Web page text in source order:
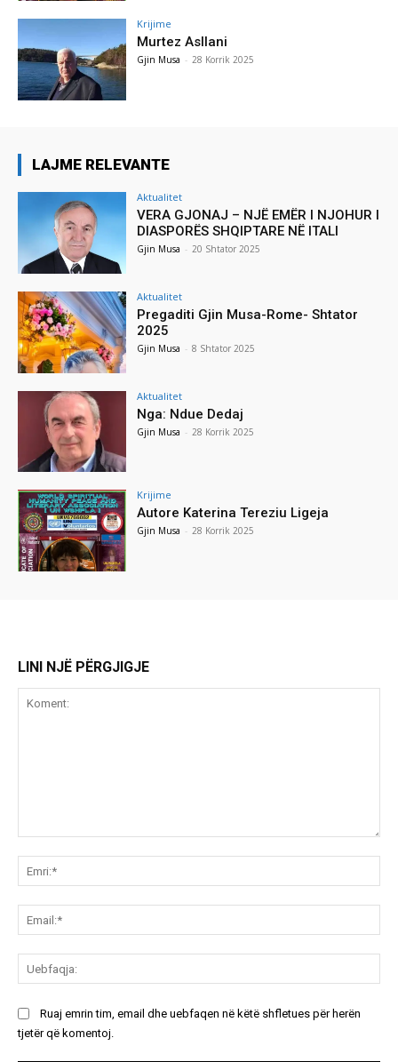
Krijime
Murtez Asllani
Gjin Musa - 28 Korrik 2025
LAJME RELEVANTE
Aktualitet
VERA GJONAJ – NJË EMËR I NJOHUR I
DIASPORËS SHQIPTARE NË ITALI
Gjin Musa - 20 Shtator 2025
Aktualitet
Pregaditi Gjin Musa-Rome- Shtator
2025
Gjin Musa - 8 Shtator 2025
Aktualitet
Nga: Ndue Dedaj
Gjin Musa - 28 Korrik 2025
Krijime
Autore Katerina Tereziu Ligeja
Gjin Musa - 28 Korrik 2025
LINI NJË PËRGJIGJE
Ruaj emrin tim, email dhe uebfaqen në këtë shfletues për herën
tjetër që komentoj.